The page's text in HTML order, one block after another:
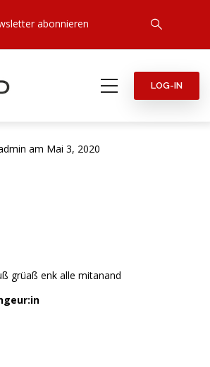
abonnieren
LOG-IN
am Mai 3, 2020
grüaß enk alle mitanand